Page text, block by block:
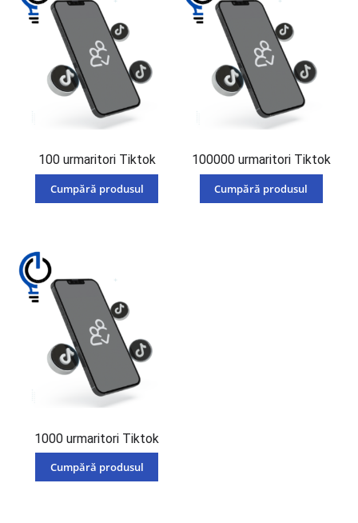
100 urmaritori Tiktok
Cumpără produsul
100000 urmaritori Tiktok
Cumpără produsul
1000 urmaritori Tiktok
Cumpără produsul